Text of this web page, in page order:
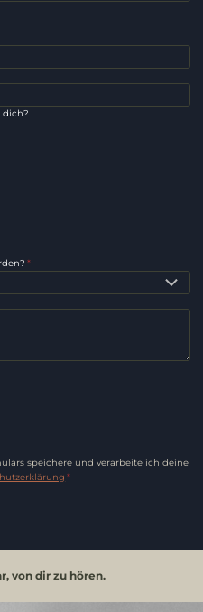
dich?
*
speichere und verarbeite ich deine
*
von dir zu hören.